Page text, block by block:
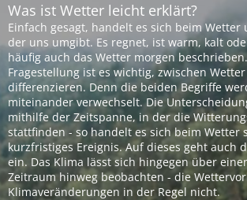
Was ist Wetter leicht erklärt?
Einfach gesagt, handelt es sich beim Wetter
der uns umgibt. Es regnet, ist warm, kalt
häufig auch das Wetter morgen
Fragestellung ist es wichtig, zwischen
differenzieren. Denn die beiden Begriffe
miteinander verwechselt. Die
mithilfe der Zeitspanne, in der die
stattfinden - so handelt es sich beim Wetter
kurzfristiges Ereignis. Auf dieses geht auch
ein. Das Klima lässt sich hingegen über
Zeitraum hinweg beobachten - die
Klimaveränderungen in der Regel nicht.